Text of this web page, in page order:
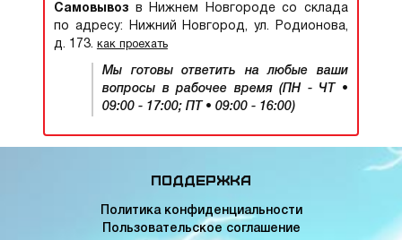
Самовывозв Нижнем Новгороде со склада
по адресу: Нижний Новгород, ул. Родионова,
д. 173. как проехать
Мы готовы ответить на любые ваши
вопросы в рабочее время (ПН - ЧТ •
09:00 - 17:00; ПТ • 09:00 - 16:00)
Поддержка
Политика конфиденциальности
Пользовательское соглашение